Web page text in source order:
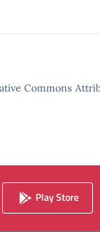
Commons
Play Store